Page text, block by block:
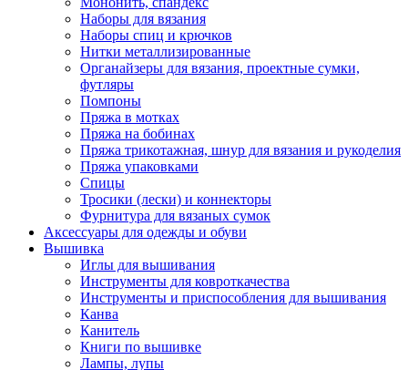
Наборы для вязания
Наборы спиц и крючков
Нитки металлизированные
Органайзеры для вязания, проектные сумки,
футляры
Помпоны
Пряжа в мотках
Пряжа на бобинах
Пряжа трикотажная, шнур для вязания и рукоделия
Пряжа упаковками
Спицы
Тросики (лески) и коннекторы
Фурнитура для вязаных сумок
Аксессуары для одежды и обуви
Вышивка
Иглы для вышивания
Инструменты для ковроткачества
Инструменты и приспособления для вышивания
Канва
Канитель
Книги по вышивке
Лампы, лупы